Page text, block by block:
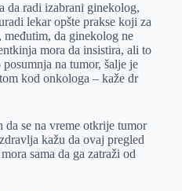
da radi izabrani ginekolog,
lekar opšte prakse koji za
međutim, da ginekolog ne
mora da insistira, ali to
na tumor, šalje je
kod onkologa – kaže dr
se na vreme otkrije tumor
kažu da ovaj pregled
sama da ga zatraži od